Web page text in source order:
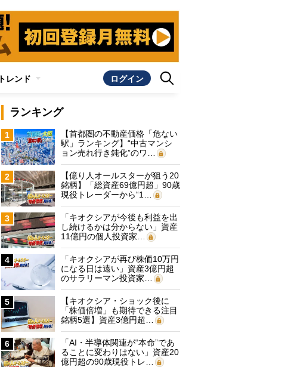
トレンド ログイン
ランキング
1
【首都圏の不動産価格「危ない
駅」ランキング】“中古マンシ
ョン売れ行き鈍化”のワ…
2
【億り人オールスターが狙う20
銘柄】「総資産69億円超」90歳
現役トレーダーから“1…
3
「キオクシアが今後も利益を出
し続けるかは分からない」資産
11億円の個人投資家…
4
「キオクシアが再び株価10万円
になる日は遠い」資産3億円超
のサラリーマン投資家…
5
【キオクシア・ショック後に
「株価倍増」も期待できる注目
銘柄5選】資産3億円超…
6
「AI・半導体関連が“本命”であ
ることに変わりはない」資産20
億円超の90歳現役トレ…